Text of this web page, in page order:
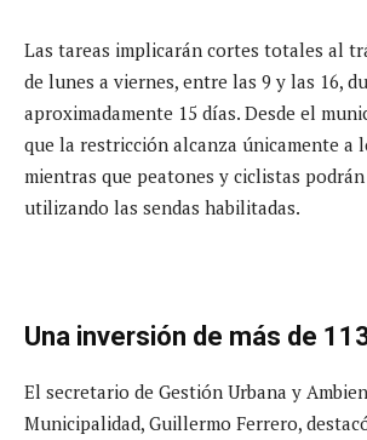
Las tareas implicarán cortes totales al
de lunes a viernes, entre las 9 y las 16,
aproximadamente 15 días. Desde el
que la restricción alcanza únicamente a
mientras que peatones y ciclistas
utilizando las sendas habilitadas.
Una inversión de más de
El secretario de Gestión Urbana y
Municipalidad, Guillermo Ferrero,